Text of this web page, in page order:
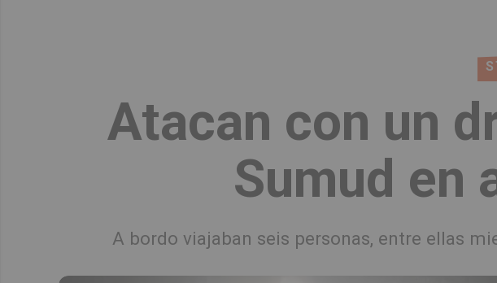
Atacan con un
Sumud en
A bordo viajaban seis personas, entre ellas